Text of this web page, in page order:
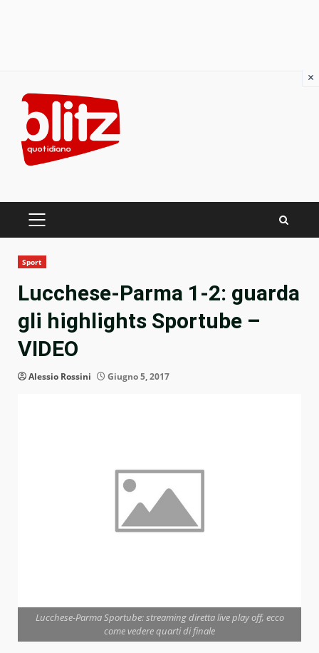
content
PRIMARY
Sport
Lucchese-Parma 1-2: guarda
gli highlights Sportube –
VIDEO
Alessio Rossini Giugno 5, 2017
Lucchese-Parma Sportube: streaming diretta live play off, ecco
come vedere quarti di finale
×